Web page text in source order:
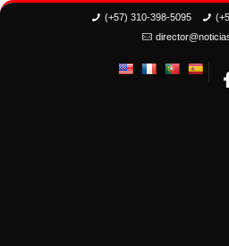
(+57) 310-398-5095